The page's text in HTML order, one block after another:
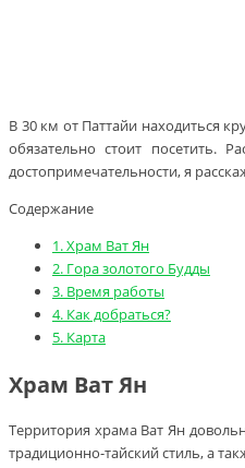
В 30 км от Паттайи находиться
обязательно стоит посетить.
достопримечательности, я
Содержание
1.Храм Ват Ян
2. Гора золотого Будды
3. Время работы
4. Как добраться?
5. Карта
Храм Ват Ян
Территория храма Ват Ян
традиционно-тайский стиль, а